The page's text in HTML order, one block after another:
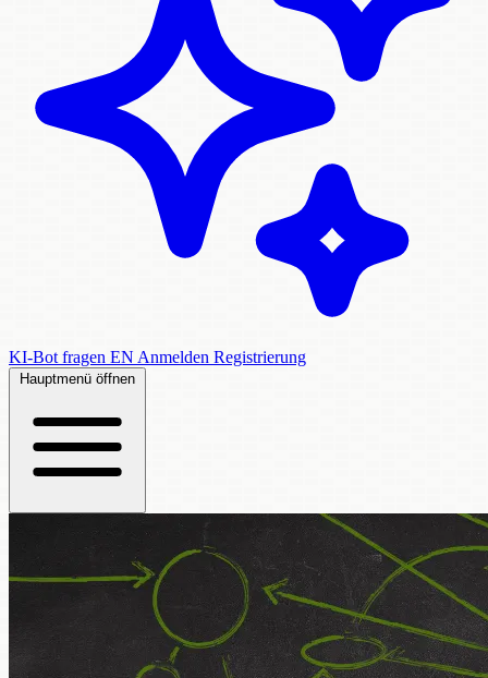
KI-Bot fragen EN Anmelden Registrierung
Hauptmenü öffnen